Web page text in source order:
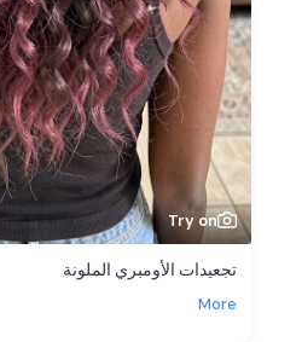
Try on
تجعيدات الأومبري الملونة
More